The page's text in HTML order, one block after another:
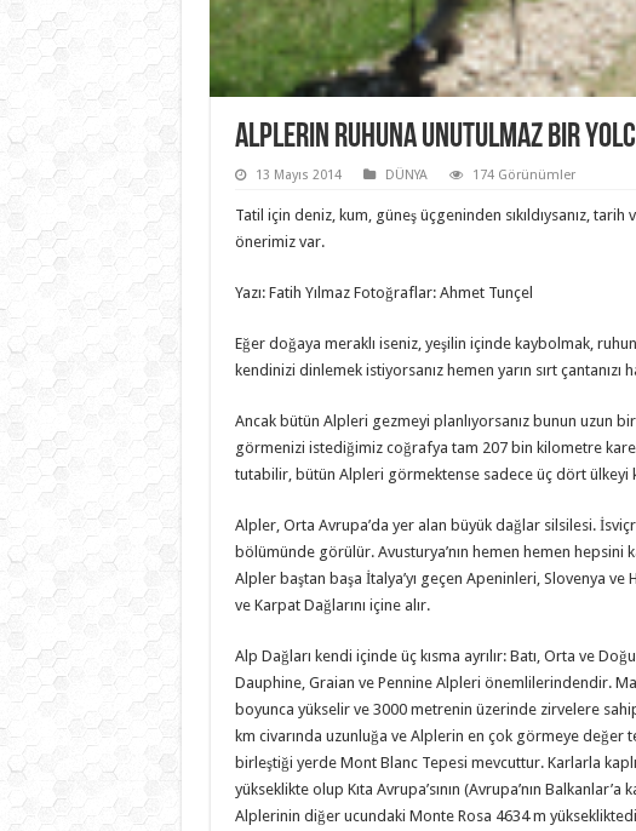
Alplerin Ruhuna Unutulmaz Bir
13 Mayıs 2014 DÜNYA 174 Görünümler
Tatil için deniz, kum, güneş üçgeninden sıkıldıysanız,
önerimiz var.
Yazı: Fatih Yılmaz Fotoğraflar: Ahmet Tunçel
Eğer doğaya meraklı iseniz, yeşilin içinde kaybolmak,
kendinizi dinlemek istiyorsanız hemen yarın sırt çantanızı
Ancak bütün Alpleri gezmeyi planlıyorsanız bunun uzun bir
görmenizi istediğimiz coğrafya tam 207 bin kilometre
tutabilir, bütün Alpleri görmektense sadece üç dört ülkeyi
Alpler, Orta Avrupa’da yer alan büyük dağlar silsilesi.
bölümünde görülür. Avusturya’nın hemen hemen hepsini
Alpler baştan başa İtalya’yı geçen Apeninleri, Slovenya ve
ve Karpat Dağlarını içine alır.
Alp Dağları kendi içinde üç kısma ayrılır: Batı, Orta ve
Dauphine, Graian ve Pennine Alpleri önemlilerindendir.
boyunca yükselir ve 3000 metrenin üzerinde zirvelere
km civarında uzunluğa ve Alplerin en çok görmeye değer
birleştiği yerde Mont Blanc Tepesi mevcuttur. Karlarla
yükseklikte olup Kıta Avrupa’sının (Avrupa’nın
Alplerinin diğer ucundaki Monte Rosa 4634 m